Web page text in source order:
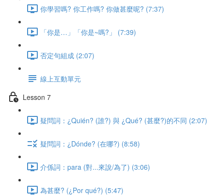
你學習嗎? 你工作嗎? 你做甚麼呢? (7:37)
「你是…」「你是~嗎?」 (7:39)
否定句組成 (2:07)
線上互動單元
Lesson 7
疑問詞：¿Quién? (誰?) 與 ¿Qué? (甚麼?)的不同 (2:07)
疑問詞：¿Dónde? (在哪?) (8:58)
介係詞：para (對...來說/為了) (3:06)
為甚麼? (¿Por qué?) (5:47)